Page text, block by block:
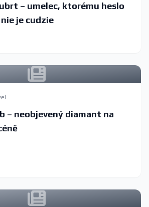
– umelec, ktorému heslo
je cudzie
– neobjevený diamant na